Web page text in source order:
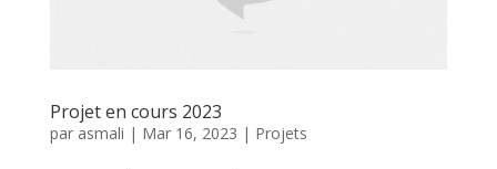
Projet en cours 2023
par asmali | Mar 16, 2023 | Projets